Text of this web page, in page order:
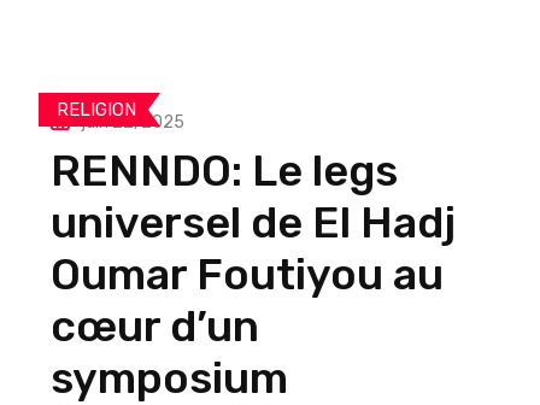
RELIGION
juin 22, 2025
RENNDO: Le legs
universel de El Hadj
Oumar Foutiyou au
cœur d’un
symposium